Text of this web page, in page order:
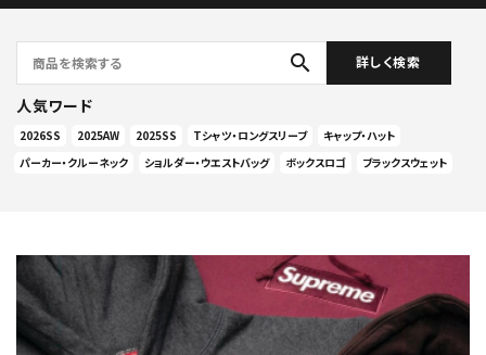
search 詳しく検索
人気ワード
2026SS 2025AW 2025SS Tシャツ・ロングスリーブ
キャップ・ハット
パーカー・クルーネック
ショルダー・ウエストバッグ ボックスロゴ ブラックスウェット